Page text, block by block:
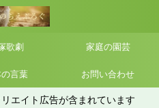
歌劇 家庭の園芸
言葉 お問い合わせ
エイト広告が含まれています